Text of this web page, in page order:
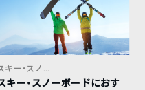
キー・スノ...
キー・スノーボードにおす